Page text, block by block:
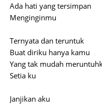
Ada hati yang tersimpan
Menginginmu
Ternyata dan teruntuk
Buat diriku hanya kamu
Yang tak mudah
Setia ku
Janjikan aku